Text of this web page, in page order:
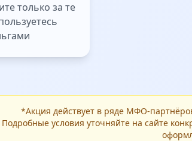
только за те
*Акция действует в ряде МФО-
Подробные условия уточняйте на сайте